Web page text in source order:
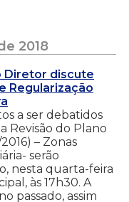
2018
Diretor discute
Regularização
a ser debatidos
Revisão do Plano
– Zonas
serão
nesta quarta-feira
às 17h30. A
passado, assim